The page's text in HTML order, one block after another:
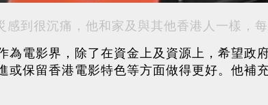
感到很沉痛，他和家及與其他香港人一樣，
為電影界，除了在資金上及資源上，希望政
或保留香港電影特色等方面做得更好。他補